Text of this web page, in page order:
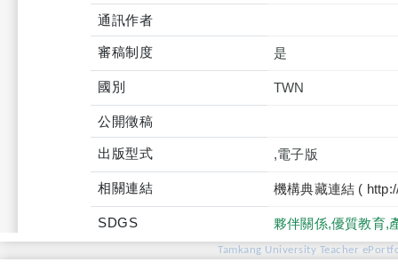
通訊作者
審稿制度 是
國別 TWN
公開徵稿
出版型式 ,電子版
相關連結 機構典藏連結 (
SDGS 夥伴關係,優質教育,
Tamkang University Teacher